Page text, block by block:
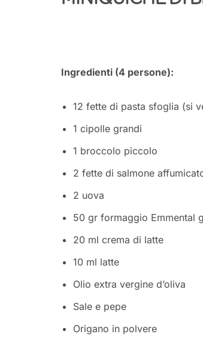
Ingredienti (4 persone):
12 fette di pasta sfoglia (si
1 cipolle grandi
1 broccolo piccolo
2 fette di salmone
2 uova
50 gr formaggio Emmental
20 ml crema di latte
10 ml latte
Olio extra vergine d’oliva
Sale e pepe
Origano in polvere